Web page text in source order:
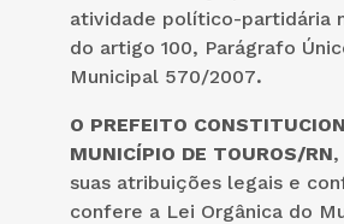
atividade político-partidária
do artigo 100, Parágrafo
Municipal 570/2007.
O PREFEITO
MUNICÍPIO DE TOUROS/RN,
suas atribuições legais e
confere a Lei Orgânica do